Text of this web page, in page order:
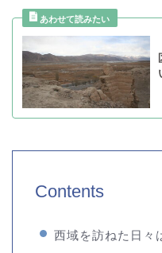
Contents
西域を訪ねた日々